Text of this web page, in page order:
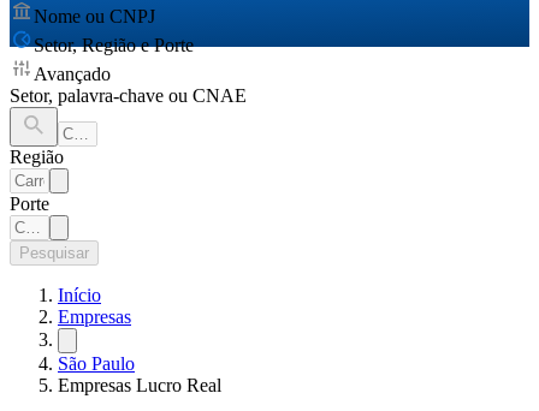
Nome ou CNPJ
Setor, Região e Porte
Avançado
Setor, palavra-chave ou CNAE
Região
Porte
Pesquisar
Início
Empresas
São Paulo
Empresas Lucro Real